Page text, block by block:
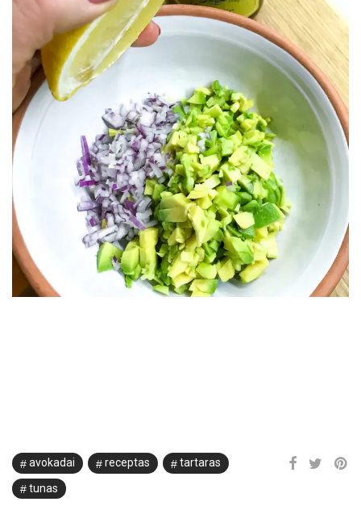
avokadai receptas
tartaras
tunas